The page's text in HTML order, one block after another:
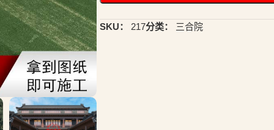
SKU： 217分类： 三合院